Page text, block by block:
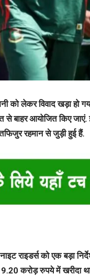
को लेकर विवाद खड़ा हो
से बाहर आयोजित किए
रहमान से जुड़ी हुई हैं.
राइडर्स को एक बड़ा
करोड़ रुपये में खरीदा